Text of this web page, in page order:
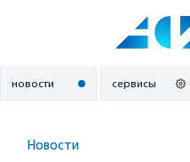
новости сервисы
Новости